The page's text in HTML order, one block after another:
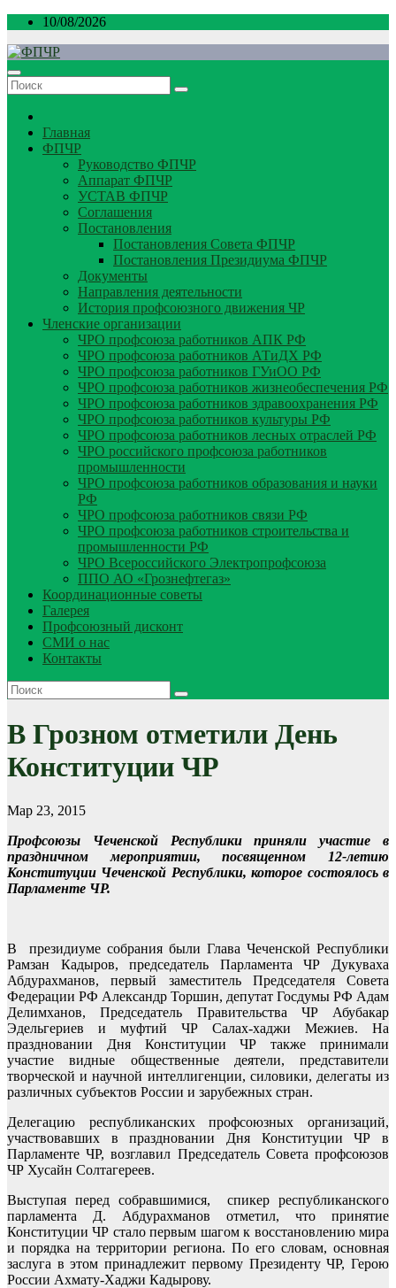
Перейти
содержимому
10/08/2026
Главная
ФПЧР
Руководство ФПЧР
Аппарат ФПЧР
УСТАВ ФПЧР
Соглашения
Постановления
Постановления Совета ФПЧР
Постановления Президиума ФПЧР
Документы
Направления деятельности
История профсоюзного движения ЧР
Членские организации
ЧРО профсоюза работников АПК РФ
ЧРО профсоюза работников АТиДХ РФ
ЧРО профсоюза работников ГУиОО РФ
ЧРО профсоюза работников жизнеобеспечения РФ
ЧРО профсоюза работников здравоохранения РФ
ЧРО профсоюза работников культуры РФ
ЧРО профсоюза работников лесных отраслей РФ
ЧРО российского профсоюза работников
промышленности
ЧРО профсоюза работников образования и науки
РФ
ЧРО профсоюза работников связи РФ
ЧРО профсоюза работников строительства и
промышленности РФ
ЧРО Всероссийского Электропрофсоюза
ППО АО «Грознефтегаз»
Координационные советы
Галерея
Профсоюзный дисконт
СМИ о нас
Контакты
В Грозном отметили День
Конституции ЧР
Мар 23, 2015
Профсоюзы Чеченской Республикиприняли участие в
праздничном мероприятии,посвященном 12-летию
Конституции Чеченской Республики, которое состоялось в
Парламенте ЧР.
В президиуме собрания были Глава Чеченской Республики
Рамзан Кадыров, председатель Парламента ЧР Дукуваха
Абдурахманов, первый заместитель Председателя Совета
Федерации РФ Александр Торшин, депутат Госдумы РФ Адам
Делимханов, Председатель Правительства ЧР Абубакар
Эдельгериев и муфтий ЧР Салах-хаджи Межиев. На
праздновании Дня Конституции ЧР также принимали
участие видные общественные деятели, представители
творческой и научной интеллигенции, силовики, делегаты из
различных субъектов России и зарубежных стран.
Делегацию республиканских профсоюзных организаций,
участвовавших в праздновании Дня Конституции ЧР в
Парламенте ЧР, возглавил Председатель Совета профсоюзов
ЧР Хусайн Солтагереев.
Выступая перед собравшимися, спикер республиканского
парламента Д. Абдурахманов отметил, что принятие
Конституции ЧР стало первым шагом к восстановлению мира
и порядка на территории региона. По его словам, основная
заслуга в этом принадлежит первому Президенту ЧР, Герою
России Ахмату-Хаджи Кадырову.